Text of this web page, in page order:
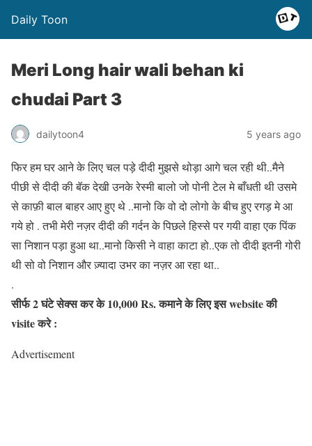
Daily Toon
Meri Long hair wali behan ki
chudai Part 3
dailytoon4 5 years ago
फिर हम घर आने के लिए चल पड़े दीदी मुझसे थोड़ा आगे चल रही थी..मैने
पीछी से दीदी की बॅक देखी उनके रेस्मी बालो जो पोनी टेल मे बाँधती थी उसमे
से काफ़ी बाल बाहर आए हुए थे ..मानो कि वो दो लोगो के बीच हुए रगड़ मे आ
गये हो . तभी मेरी नज़र दीदी की गर्दन के पिछले हिस्से पर गयी वाहा एक पिंक
सा निशान पड़ा हुआ था..मानो किसी ने वाहा काटा हो..एक तो दीदी इतनी गोरी
थी सो वो निशान और ज़्यादा उभर का नज़र आ रहा था..
.
सीर्फ 2 घंटे सेक्स कर के 10,000 Rs. कमाने के लिए इस website की
visite करे :
Advertisement